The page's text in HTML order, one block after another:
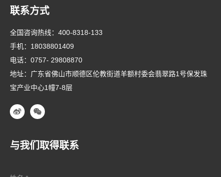
联系方式
全国咨询热线： 400-8318-133
手机： 18038801409
电话： 0757- 29808870
地址：广东省佛山市顺德区伦教街道羊额村委会翡翠路1号保发珠
宝产业中心1幢7-8层
与我们取得联系